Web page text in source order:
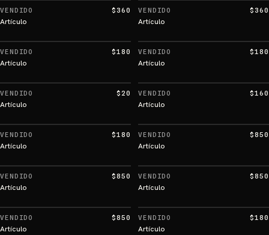
VENDIDO $360
Artículo
VENDIDO $360
Artículo
VENDIDO $180
Artículo
VENDIDO $180
Artículo
VENDIDO $20
Artículo
VENDIDO $160
Artículo
VENDIDO $180
Artículo
VENDIDO $850
Artículo
VENDIDO $850
Artículo
VENDIDO $850
Artículo
VENDIDO $850
Artículo
VENDIDO $180
Artículo